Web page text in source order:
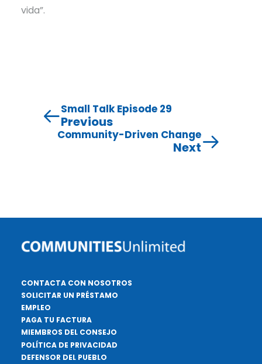
vida”.
Small Talk Episode 29
Previous
Community-Driven Change
Next
CONTACTA CON NOSOTROS
SOLICITAR UN PRÉSTAMO
EMPLEO
PAGA TU FACTURA
MIEMBROS DEL CONSEJO
POLÍTICA DE PRIVACIDAD
DEFENSOR DEL PUEBLO